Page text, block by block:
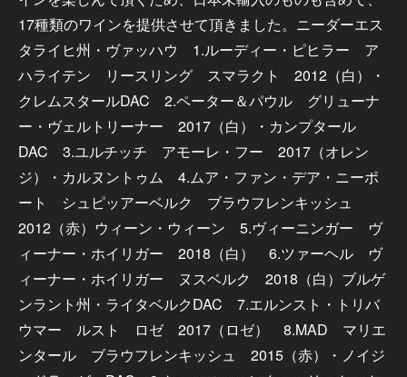
17種類のワインを提供させて頂きました。ニーダーエス
タライヒ州・ヴァッハウ 1.ルーディー・ピヒラー ア
ハライテン リースリング スマラクト 2012（白）・
クレムスタールDAC 2.ペーター＆パウル グリューナ
ー・ヴェルトリーナー 2017（白）・カンプタール
DAC 3.ユルチッチ アモーレ・フー 2017（オレン
ジ）・カルヌントゥム 4.ムア・ファン・デア・ニーポ
ート シュピッアーベルク ブラウフレンキッシュ
2012（赤）ウィーン・ウィーン 5.ヴィーニンガー ヴ
ィーナー・ホイリガー 2018（白） 6.ツァーヘル ヴ
ィーナー・ホイリガー ヌスベルク 2018（白）ブルゲ
ンラント州・ライタベルクDAC 7.エルンスト・トリバ
ウマー ルスト ロゼ 2017（ロゼ） 8.MAD マリエ
ンタール ブラウフレンキッシュ 2015（赤）・ノイジ